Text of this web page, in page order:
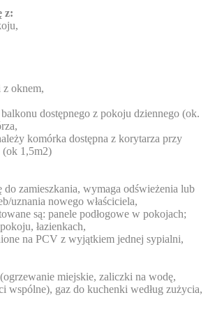
z:
z oknem,
dostępnego z pokoju dziennego (ok.
komórka dostępna z korytarza przy
(ok 1,5m2)
do zamieszkania, wymaga odświeżenia lub
uznania nowego właściciela,
są: panele podłogowe w pokojach;
łazienkach,
na PCV z wyjątkiem jednej sypialni,
miejskie, zaliczki na wodę,
wspólne), gaz do kuchenki według zużycia,